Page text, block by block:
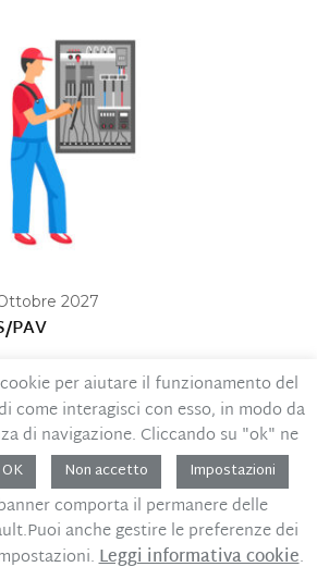
2027
PAV
Privacy Policy
MOG – Parte generale
Whistleblowing
- C.F. 02450600396 Design:
Pullover
per aiutare il funzionamento del
come interagisci con esso, in modo da
di navigazione. Cliccando su "ok" ne
OK Non accetto Impostazioni
comporta il permanere delle
anche gestire le preferenze dei
Leggi informativa cookie.